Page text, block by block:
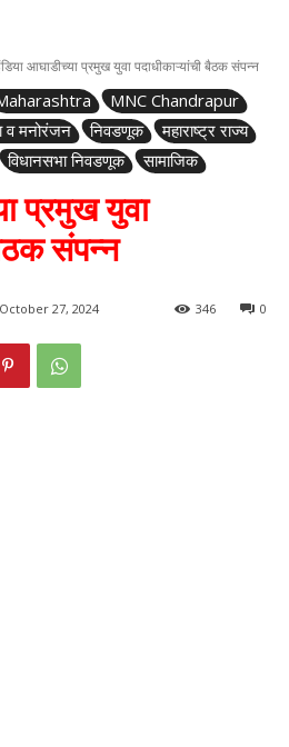
आघाडीच्या प्रमुख युवा पदाधीकाऱ्यांची बैठक संपन्न
MNC Chandrapur
व मनोरंजन निवडणूक
महाराष्ट्र राज्य
विधानसभा निवडणूक सामाजिक
प्रमुख युवा
संपन्न
October 27, 2024 0
346